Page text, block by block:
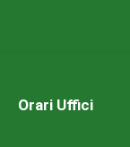
Orari Uffici